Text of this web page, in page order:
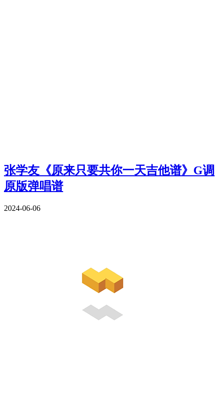
张学友《原来只要共你一天吉他谱》G调
原版弹唱谱
2024-06-06